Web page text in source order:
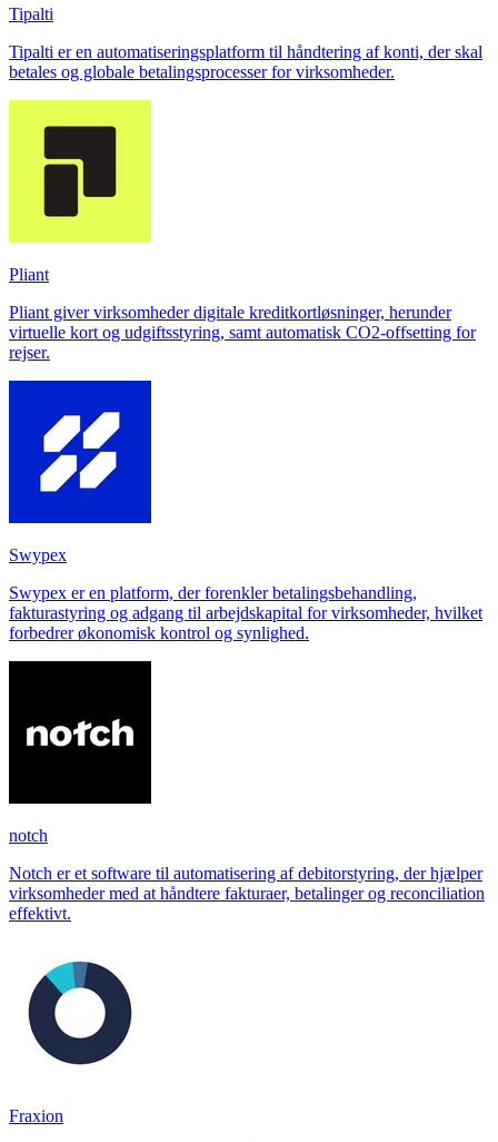
Tipalti
Tipalti er en automatiseringsplatform til håndtering af konti, der skal
betales og globale betalingsprocesser for virksomheder.
Pliant
Pliant giver virksomheder digitale kreditkortløsninger, herunder
virtuelle kort og udgiftsstyring, samt automatisk CO2-offsetting for
rejser.
Swypex
Swypex er en platform, der forenkler betalingsbehandling,
fakturastyring og adgang til arbejdskapital for virksomheder, hvilket
forbedrer økonomisk kontrol og synlighed.
notch
Notch er et software til automatisering af debitorstyring, der hjælper
virksomheder med at håndtere fakturaer, betalinger og reconciliation
effektivt.
Fraxion